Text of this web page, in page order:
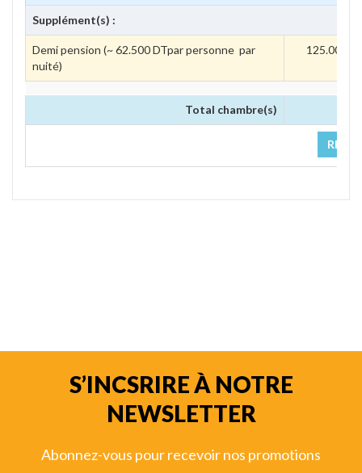
Supplément(s) :
Demi pension (~ 62.500 DTpar personne par
nuité)
125.000
Total chambre(s)
S’INCSRIRE À NOTRE
NEWSLETTER
Abonnez-vous pour recevoir nos promotions